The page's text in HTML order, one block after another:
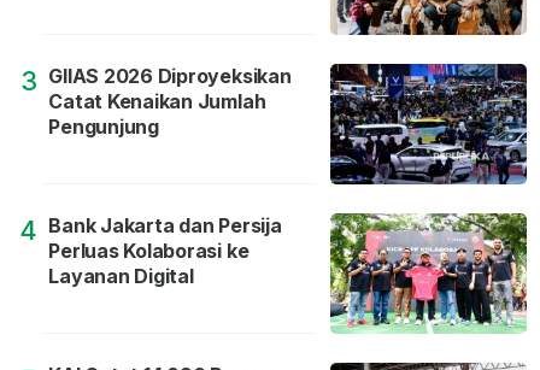
3 GIIAS 2026 Diproyeksikan
Catat Kenaikan Jumlah
Pengunjung
4 Bank Jakarta dan Persija
Perluas Kolaborasi ke
Layanan Digital